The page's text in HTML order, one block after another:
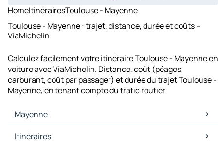
HomeItinérairesToulouse - Mayenne
Toulouse - Mayenne : trajet, distance, durée et coûts –
ViaMichelin
Calculez facilement votre itinéraire Toulouse - Mayenne en
voiture avec ViaMichelin. Distance, coût (péages,
carburant, coût par passager) et durée du trajet Toulouse -
Mayenne, en tenant compte du trafic routier
Mayenne
Mayenne Cartes et plans
Itinéraires